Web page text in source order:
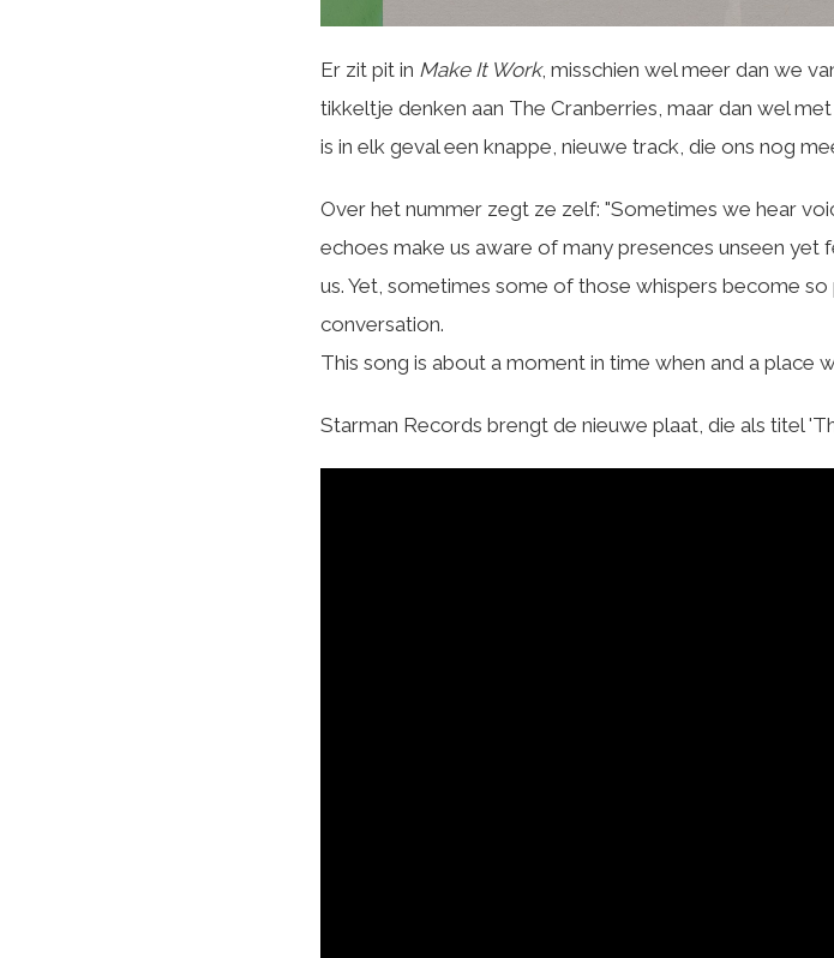
Er zit pit in Make It Work, misschien wel meer dan we
tikkeltje denken aan The Cranberries, maar dan wel
is in elk geval een knappe, nieuwe track, die ons nog
Over het nummer zegt ze zelf: "Sometimes we hear
echoes make us aware of many presences unseen
us. Yet, sometimes some of those whispers become
conversation.
This song is about a moment in time when and a place
Starman Records brengt de nieuwe plaat, die als titel